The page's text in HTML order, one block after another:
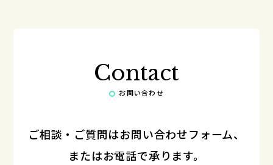
Contact
お問い合わせ
ご相談・ご質問はお問い合わせフォーム、
またはお電話で承ります。